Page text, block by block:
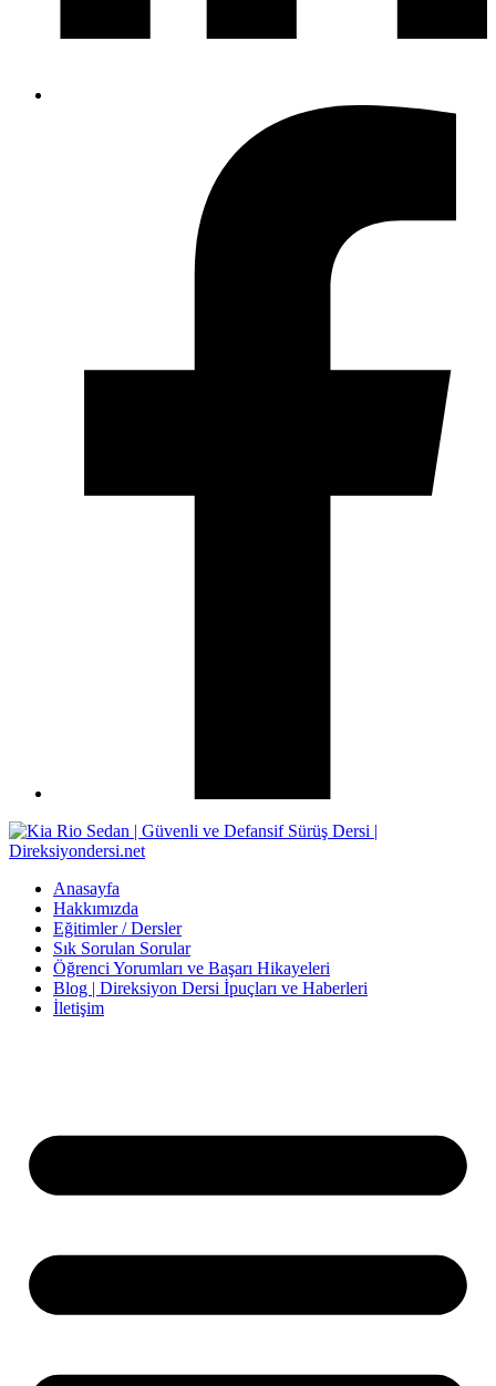
Anasayfa
Hakkımızda
Eğitimler / Dersler
Sık Sorulan Sorular
Öğrenci Yorumları ve Başarı Hikayeleri
Blog | Direksiyon Dersi İpuçları ve Haberleri
İletişim